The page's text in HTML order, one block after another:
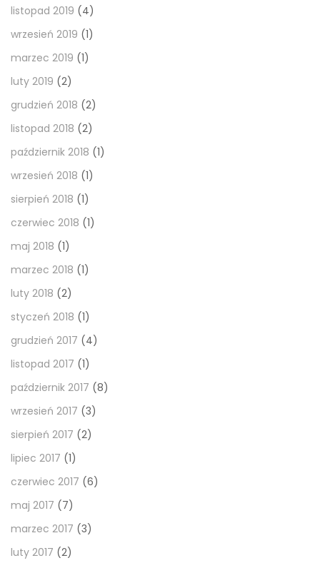
listopad 2019 (4)
wrzesień 2019 (1)
marzec 2019 (1)
luty 2019 (2)
grudzień 2018 (2)
listopad 2018 (2)
październik 2018 (1)
wrzesień 2018 (1)
sierpień 2018 (1)
czerwiec 2018 (1)
maj 2018 (1)
marzec 2018 (1)
luty 2018 (2)
styczeń 2018 (1)
grudzień 2017 (4)
listopad 2017 (1)
październik 2017 (8)
wrzesień 2017 (3)
sierpień 2017 (2)
lipiec 2017 (1)
czerwiec 2017 (6)
maj 2017 (7)
marzec 2017 (3)
luty 2017 (2)